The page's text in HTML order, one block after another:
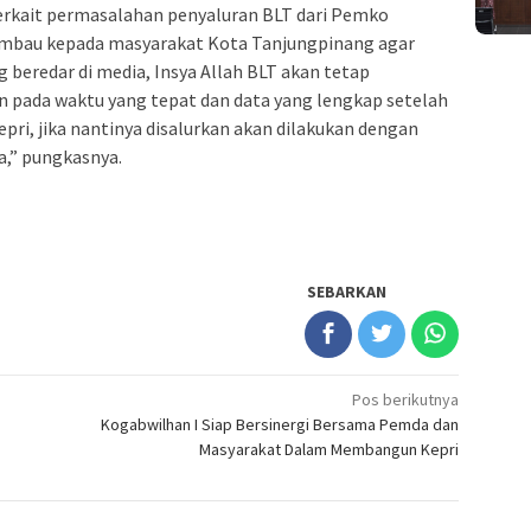
permasalahan penyaluran BLT dari Pemko
kepada masyarakat Kota Tanjungpinang agar
di media, Insya Allah BLT akan tetap
waktu yang tepat dan data yang lengkap setelah
jika nantinya disalurkan akan dilakukan dengan
pungkasnya.
SEBARKAN
Pos berikutnya
Kogabwilhan I Siap Bersinergi Bersama Pemda dan
Masyarakat Dalam Membangun Kepri